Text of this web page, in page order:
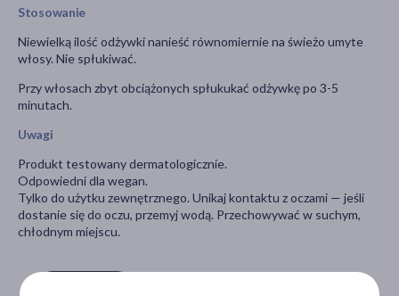
Stosowanie
Niewielką ilość odżywki nanieść równomiernie na świeżo umyte
włosy. Nie spłukiwać.
Przy włosach zbyt obciążonych spłukukać odżywkę po 3-5
minutach.
Uwagi
Produkt testowany dermatologicznie.
Odpowiedni dla wegan.
Tylko do użytku zewnętrznego. Unikaj kontaktu z oczami — jeśli
dostanie się do oczu, przemyj wodą. Przechowywać w suchym,
chłodnym miejscu.